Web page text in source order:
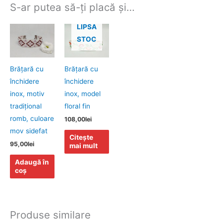
S-ar putea să-ți placă și…
Brăţară cu
închidere
inox, motiv
tradiţional
romb, culoare
mov sidefat
95,00lei
Adaugă în
coș
LIPSA
STOC
Brăţară cu
închidere
inox, model
floral fin
108,00lei
Citește
mai mult
Produse similare